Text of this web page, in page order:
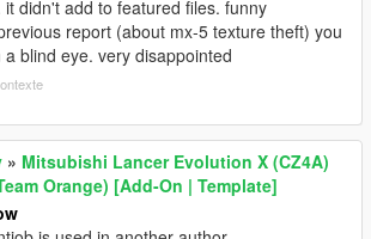
it didn't add to featured files. funny
report (about mx-5 texture theft) you
a blind eye. very disappointed
» Mitsubishi Lancer Evolution X (CZ4A)
Orange) [Add-On | Template]